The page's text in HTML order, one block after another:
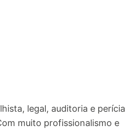
legal, auditoria e perícia
muito profissionalismo e